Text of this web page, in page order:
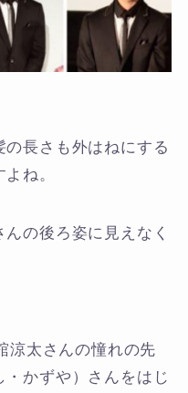
の長さも外はねにする
ね。
の後ろ姿に見えなく
涼太さんの憧れの先
・かずや）さんをはじ